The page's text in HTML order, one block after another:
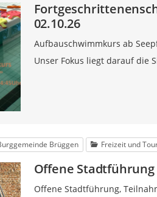
02.10.26
Aufbauschwimmkurs ab
Unser Fokus liegt darauf die
Brüggen Freizeit und
Offene
Offene Stadtführung,